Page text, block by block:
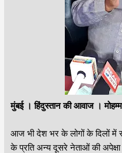
मुंबई । हिंदुस्तान की आवाज ।
आज भी देश भर के लोगों के दिलों में
के प्रति अन्य दूसरे नेताओं की